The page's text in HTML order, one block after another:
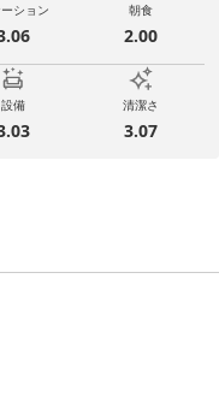
ション 朝食
2.00
設備 清潔さ
3.07